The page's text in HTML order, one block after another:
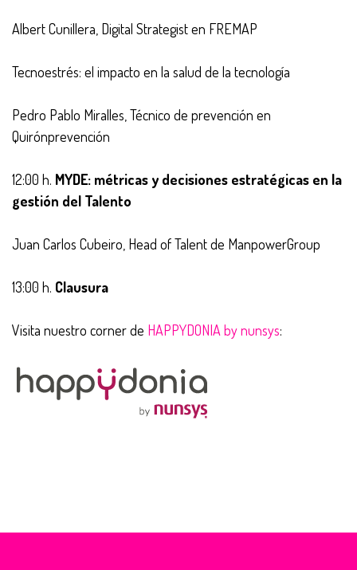
Albert Cunillera, Digital Strategist en FREMAP
Tecnoestrés: el impacto en la salud de la tecnología
Pedro Pablo Miralles, Técnico de prevención en
Quirónprevención
12:00 h. MYDE: métricas y decisiones estratégicas en la
gestión del Talento
Juan Carlos Cubeiro, Head of Talent de ManpowerGroup
13:00 h. Clausura
Visita nuestro corner de HAPPYDONIA by nunsys: